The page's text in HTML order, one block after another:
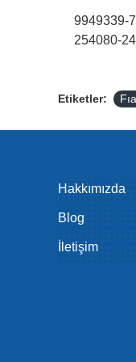
9949339-
254080-
Etiketler:
Hakkımızda
Blog
İletişim